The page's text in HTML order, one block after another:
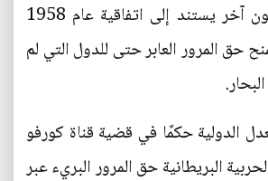
المنطق، فهناك قانون آخر يستند إلى اتفاقية عام 1958
يمنح حق المرور العابر حتى للدول التي لم
الدولية حكمًا في قضية قناة كورفو
البريطانية حق المرور البريء عبر